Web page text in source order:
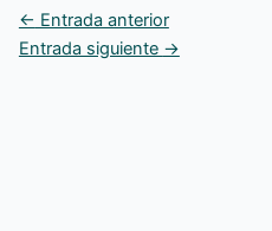
← Entrada anterior
Entrada siguiente →